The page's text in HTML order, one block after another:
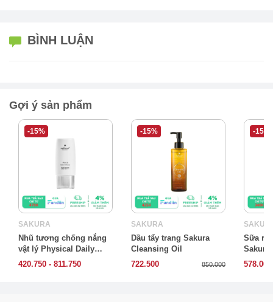
BÌNH LUẬN
Gợi ý sản phẩm
-15%
SAKURA
Nhũ tương chống nắng
vật lý Physical Daily
Defense SPF 50+ PA
420.750 - 811.750
-15%
SAKURA
Dầu tẩy trang Sakura
Cleansing Oil
722.500
850.000
-15%
Sữa
Sakura
578.000